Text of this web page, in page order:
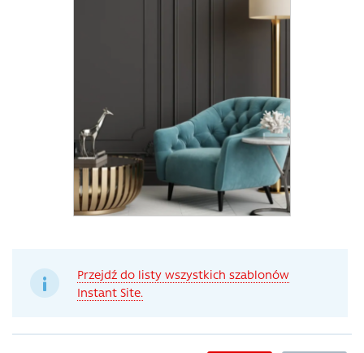
Przejdź do listy wszystkich szablonów
Instant Site.